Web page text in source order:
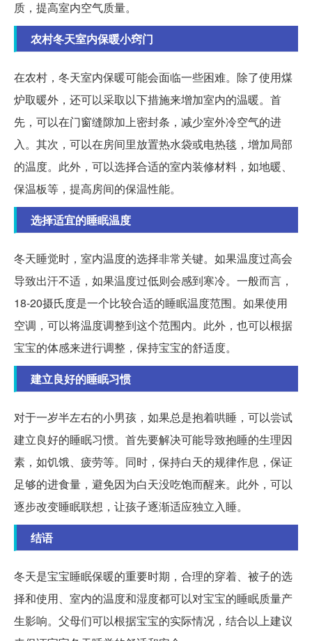
质，提高室内空气质量。
农村冬天室内保暖小窍门
在农村，冬天室内保暖可能会面临一些困难。除了使用煤
炉取暖外，还可以采取以下措施来增加室内的温暖。首
先，可以在门窗缝隙加上密封条，减少室外冷空气的进
入。其次，可以在房间里放置热水袋或电热毯，增加局部
的温度。此外，可以选择合适的室内装修材料，如地暖、
保温板等，提高房间的保温性能。
选择适宜的睡眠温度
冬天睡觉时，室内温度的选择非常关键。如果温度过高会
导致出汗不适，如果温度过低则会感到寒冷。一般而言，
18-20摄氏度是一个比较合适的睡眠温度范围。如果使用
空调，可以将温度调整到这个范围内。此外，也可以根据
宝宝的体感来进行调整，保持宝宝的舒适度。
建立良好的睡眠习惯
对于一岁半左右的小男孩，如果总是抱着哄睡，可以尝试
建立良好的睡眠习惯。首先要解决可能导致抱睡的生理因
素，如饥饿、疲劳等。同时，保持白天的规律作息，保证
足够的进食量，避免因为白天没吃饱而醒来。此外，可以
逐步改变睡眠联想，让孩子逐渐适应独立入睡。
结语
冬天是宝宝睡眠保暖的重要时期，合理的穿着、被子的选
择和使用、室内的温度和湿度都可以对宝宝的睡眠质量产
生影响。父母们可以根据宝宝的实际情况，结合以上建议